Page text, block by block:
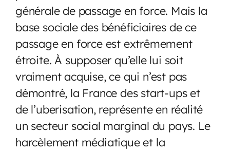
générale de passage en force. Mais la
base sociale des bénéficiaires de ce
passage en force est extrêmement
étroite. À supposer qu’elle lui soit
vraiment acquise, ce qui n’est pas
démontré, la France des start-ups et
de l’uberisation, représente en réalité
un secteur social marginal du pays. Le
harcèlement médiatique et la